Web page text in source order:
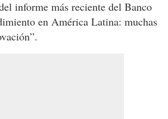
informe más reciente del Banco
en América Latina: muchas